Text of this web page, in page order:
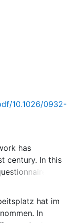
10.1026/0932-
has
century. In this
to
at work in a
on the JD-R
28 different
hat im
In